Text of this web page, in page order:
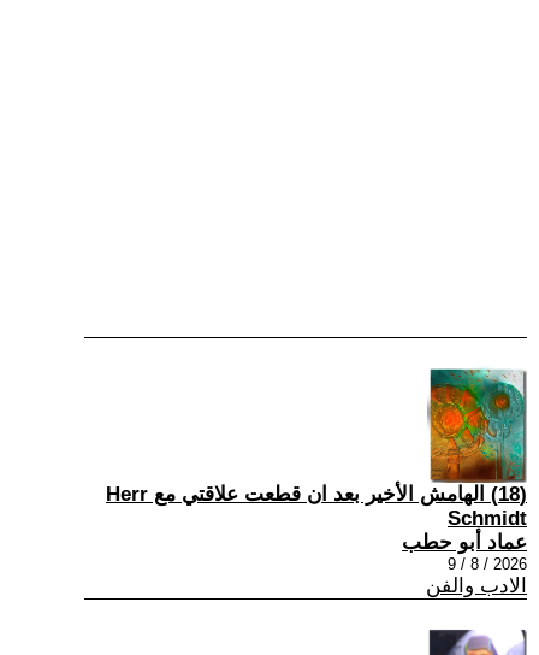
(18) الهامش الأخير بعد ان قطعت علاقتي مع Herr
Schmidt
عماد أبو حطب
2026 / 8 / 9
الادب والفن